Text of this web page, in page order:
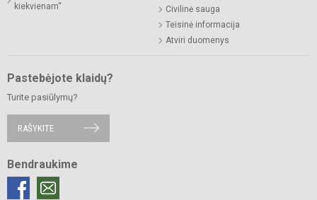
kiekvienam“
Civilinė sauga
Teisinė informacija
Atviri duomenys
Pastebėjote klaidų?
Turite pasiūlymų?
RAŠYKITE
Bendraukime